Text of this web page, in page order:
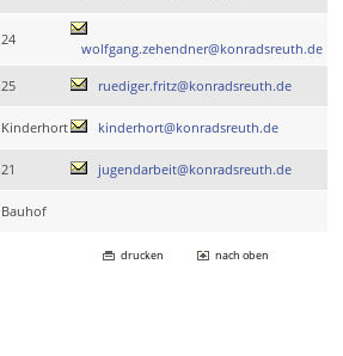
24
wolfgang.zehendner@konradsreuth.de
25 ruediger.fritz@konradsreuth.de
Kinderhort kinderhort@konradsreuth.de
21 jugendarbeit@konradsreuth.de
Bauhof
drucken nach oben